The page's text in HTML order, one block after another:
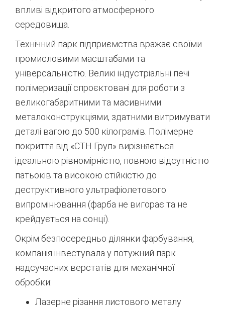
впливі відкритого атмосферного
середовища.
Технічний парк підприємства вражає своїми
промисловими масштабами та
універсальністю. Великі індустріальні печі
полімеризації спроєктовані для роботи з
великогабаритними та масивними
металоконструкціями, здатними витримувати
деталі вагою до 500 кілограмів. Полімерне
покриття від «СТН Груп» вирізняється
ідеальною рівномірністю, повною відсутністю
патьоків та високою стійкістю до
деструктивного ультрафіолетового
випромінювання (фарба не вигорає та не
крейдується на сонці).
Окрім безпосередньо ділянки фарбування,
компанія інвестувала у потужний парк
надсучасних верстатів для механічної
обробки:
Лазерне різання листового металу